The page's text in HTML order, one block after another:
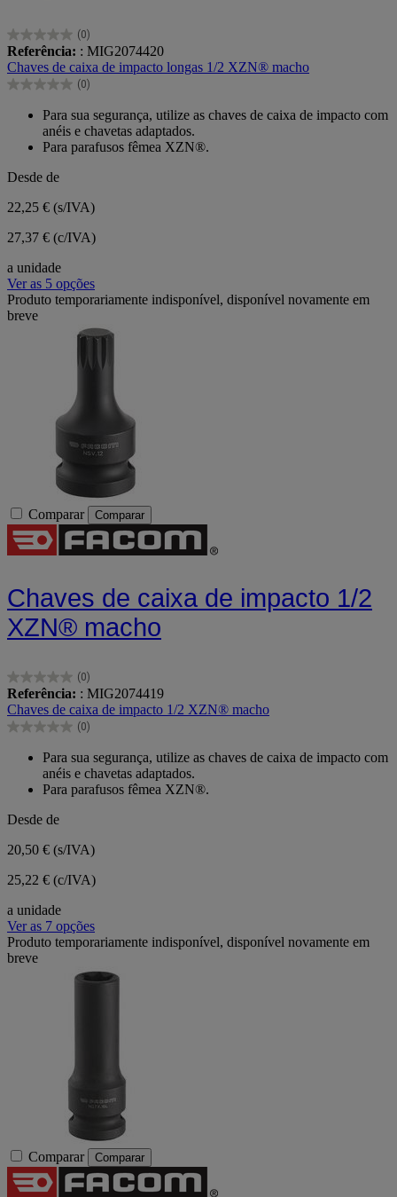
(0)
0.0
em
5
estrelas.
Referência: : MIG2074420
Chaves de caixa de impacto longas 1/2 XZN® macho
(0)
0.0
estrelas.
Para sua segurança, utilize as chaves de caixa de impacto com
anéis e chavetas adaptados.
Para parafusos fêmea XZN®.
Desde de
22,25 € (s/IVA)
27,37 € (c/IVA)
a unidade
Ver as 5 opções
Produto temporariamente indisponível, disponível novamente em
breve
Comparar Comparar
Chaves de caixa de impacto 1/2
XZN® macho
(0)
0.0
em
5
estrelas.
Referência: : MIG2074419
Chaves de caixa de impacto 1/2 XZN® macho
(0)
0.0
estrelas.
Para sua segurança, utilize as chaves de caixa de impacto com
anéis e chavetas adaptados.
Para parafusos fêmea XZN®.
Desde de
20,50 € (s/IVA)
25,22 € (c/IVA)
a unidade
Ver as 7 opções
Produto temporariamente indisponível, disponível novamente em
breve
Comparar Comparar